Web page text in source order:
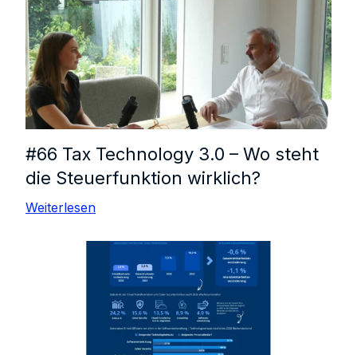
#66 Tax Technology 3.0 – Wo steht
die Steuerfunktion wirklich?
Weiterlesen